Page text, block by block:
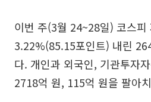
이번 주(3월 24~28일) 코스피
3.22%(85.15포인트) 내린
다. 개인과 외국인, 기관투자
2718억 원, 115억 원을 팔아